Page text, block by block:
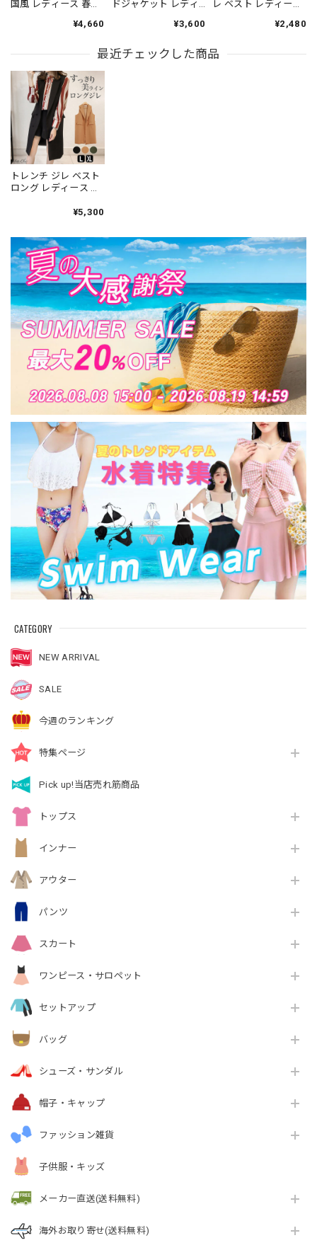
CATEGORY
NEW ARRIVAL
SALE
今週のランキング
特集ページ
Pick up!当店売れ筋商品
トップス
インナー
アウター
パンツ
スカート
ワンピース・サロペット
セットアップ
バッグ
シューズ・サンダル
帽子・キャップ
ファッション雑貨
子供服・キッズ
メーカー直送(送料無料)
海外お取り寄せ(送料無料)
国風 レディース 春秋
れいめ 大人 カジュア
ジ 重ね着 レイヤード
大人可愛い 大人女子
[LS-CGT047]
¥4,660
ドジャケット レディ
ーツベスト きれいめ
アル 通勤 オフィス ビ
¥3,600
レ ベスト レディース
ク レイヤードトップ
¥2,480
最近チェックした商品
トレンチ ジレ ベスト
ロング レディース 秋
め 大人 カジュアル 通
上品 無地 シンプル 大
人可愛い 大人女子
[LW-CCJ014]
¥5,300